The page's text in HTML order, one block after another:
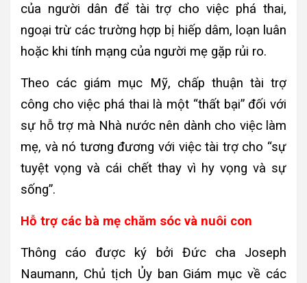
của người dân để tài trợ cho việc phá thai,
ngoại trừ các trường hợp bị hiếp dâm, loạn luân
hoặc khi tính mạng của người mẹ gặp rủi ro.
Theo các giám mục Mỹ, chấp thuận tài trợ
công cho việc phá thai là một “thất bại” đối với
sự hỗ trợ mà Nhà nước nên dành cho việc làm
mẹ, và nó tương đương với việc tài trợ cho “sự
tuyệt vọng và cái chết thay vì hy vọng và sự
sống”.
Hỗ trợ các bà mẹ chăm sóc và nuôi con
Thông cáo được ký bởi Đức cha Joseph
Naumann, Chủ tịch Ủy ban Giám mục về các